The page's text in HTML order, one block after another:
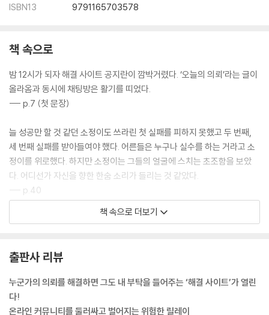
ISBN13
9791165703578
책 속으로
밤 12시가 되자 해결 사이트 공지란이 깜박거렸다. ‘오늘의 의뢰’라는 글이
올라옴과 동시에 채팅방은 활기를 띠었다.
--- p.7 (첫 문장)
늘 성공만 할 것 같던 소정이도 쓰라린 첫 실패를 피하지 못했고 두 번째,
세 번째 실패를 받아들여야 했다. 어른들은 누구나 실수를 하는 거라고 소
정이를 위로했다. 하지만 소정이는 그들의 얼굴에 스치는 초조함을 보았
다. 어디선가 자신을 향한 한숨 소리가 들리는 것 같았다.
--- p.40
엄마가 정말 하고 싶은 말이 무엇인지는 이미 알고 있었다. 주눅 들지 말고
--- p.66
평범해 보이던 도경이의 삶은 엉망이 되어 버렸다. 이사와 전학을 마친 도
경이는 모든 일에 의욕이 없었다. 새로운 생활에 적응하려고 굳이 애쓰지
책 속으로 더보기
출판사 리뷰
누군가의 의뢰를 해결하면 그도 내 부탁을 들어주는 ‘해결 사이트’가 열린
다!
온라인 커뮤니티를 둘러싸고 벌어지는 위험한 릴레이